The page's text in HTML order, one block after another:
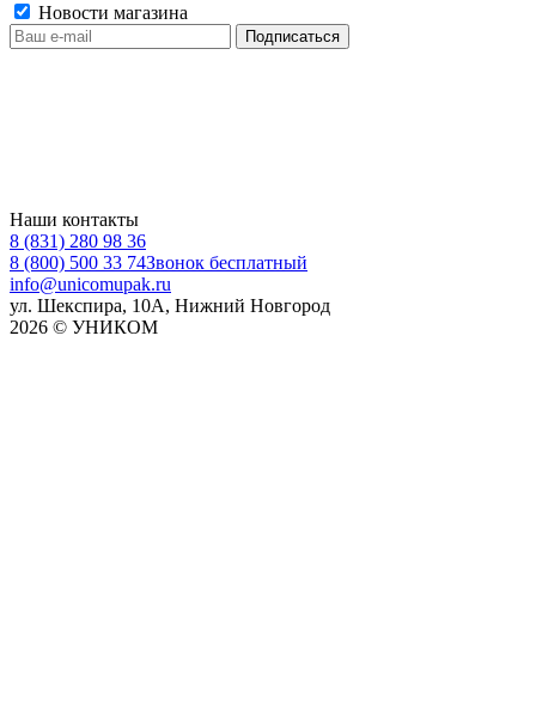
Новости магазина
Наши контакты
8 (831) 280 98 36
8 (800) 500 33 74Звонок бесплатный
info@unicomupak.ru
ул. Шекспира, 10А, Нижний Новгород
2026 © УНИКОМ